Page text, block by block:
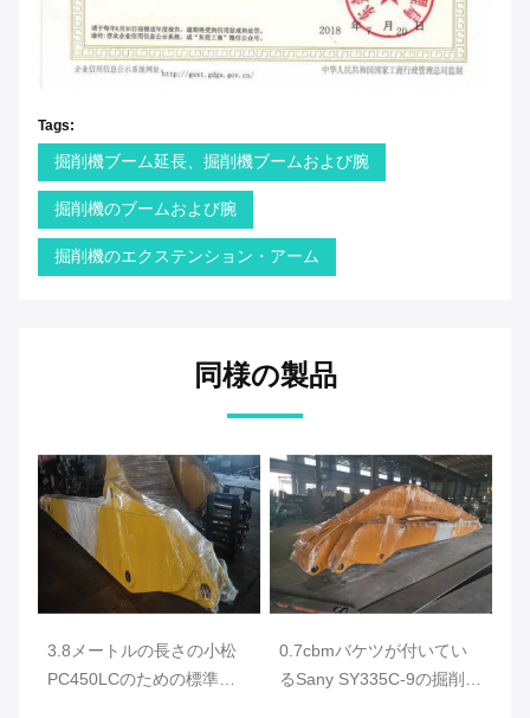
Tags:
掘削機ブーム延長、掘削機ブームおよび腕
掘削機のブームおよび腕
掘削機のエクステンション・アーム
同様の製品
0.7cbmバケツが付いてい
るSany SY335C-9の掘削機
21メートルおよび4トンの
均衡を持つ小松PC350のた